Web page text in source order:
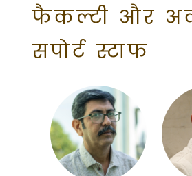
फैकल्टी और
सपोर्ट स्टाफ